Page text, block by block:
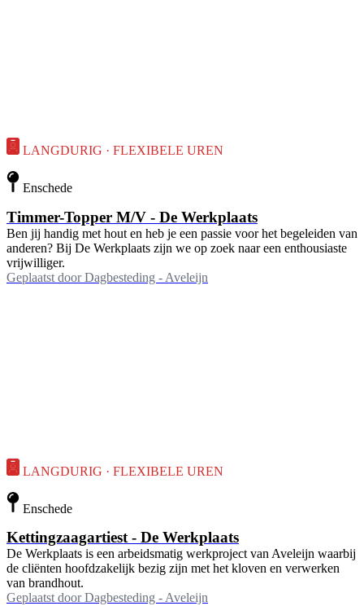
LANGDURIG · FLEXIBELE UREN
Enschede
Timmer-Topper M/V - De Werkplaats
Ben jij handig met hout en heb je een passie voor het begeleiden van
anderen? Bij De Werkplaats zijn we op zoek naar een enthousiaste
vrijwilliger.
Geplaatst door Dagbesteding - Aveleijn
LANGDURIG · FLEXIBELE UREN
Enschede
Kettingzaagartiest - De Werkplaats
De Werkplaats is een arbeidsmatig werkproject van Aveleijn waarbij
de cliënten hoofdzakelijk bezig zijn met het kloven en verwerken
van brandhout.
Geplaatst door Dagbesteding - Aveleijn